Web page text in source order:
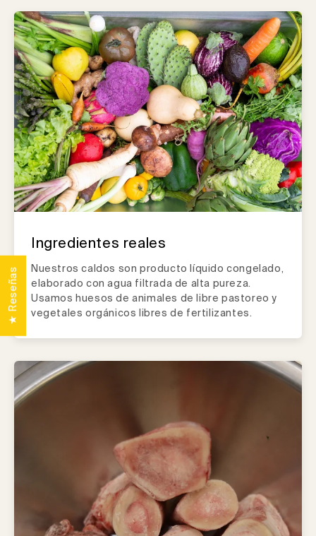
Ingredientes reales
Nuestros caldos son producto líquido congelado,
elaborado con agua filtrada de alta pureza.
Usamos huesos de animales de libre pastoreo y
vegetales orgánicos libres de fertilizantes.
★ Reseñas